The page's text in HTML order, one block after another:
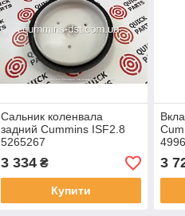
Сальник коленвала
задний Cummins ISF2.8
5265267
3 334₴
Купити
3